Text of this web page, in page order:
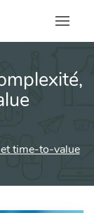
time-to-value